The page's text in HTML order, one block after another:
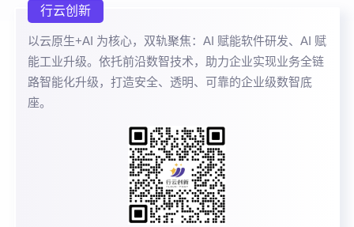
行云创新
以云原生+AI 为核心，双轨聚焦：AI 赋能软件研发、AI 赋
能工业升级。依托前沿数智技术，助力企业实现业务全链
路智能化升级，打造安全、透明、可靠的企业级数智底
座。